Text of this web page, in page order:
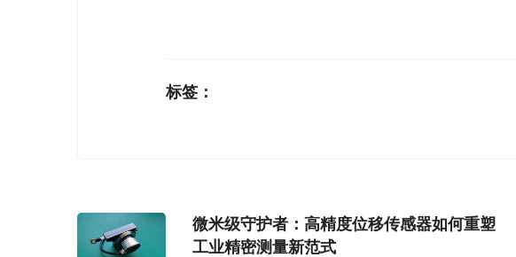
标签：
微米级守护者：高精度位移传感器如何重塑
工业精密测量新范式